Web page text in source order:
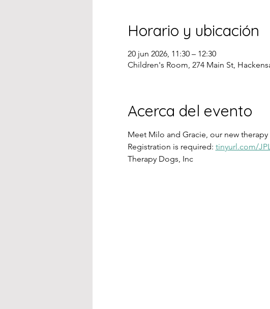
Horario y ubicación
20 jun 2026, 11:30 – 12:30
Children's Room, 274 Main St,
Acerca del evento
Meet Milo and Gracie, our new
Registration is required: tinyurl.com/
Therapy Dogs, Inc